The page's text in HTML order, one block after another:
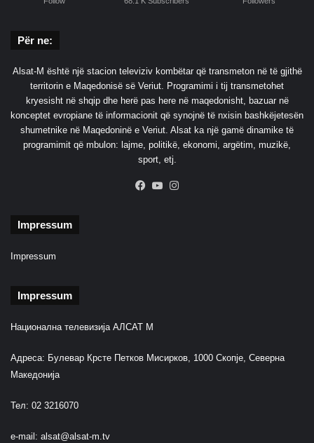
Për ne:
Alsat-M është një stacion televiziv kombëtar që transmeton në të gjithë
territorin e Maqedonisë së Veriut. Programimi i tij transmetohet
kryesisht në shqip dhe herë pas here në maqedonisht, bazuar në
konceptet evropiane të informacionit që synojnë të nxisin bashkëjetesën
shumetnike në Maqedoninë e Veriut. Alsat ka një gamë dinamike të
programimit që mbulon: lajme, politikë, ekonomi, argëtim, muzikë,
sport, etj.
Facebook
YouTube
Impressum
Impressum
Impressum
Национална телевизија АЛСАТ М
Адреса: Булевар Крсте Петков Мисирков, 1000 Скопје, Северна
Македонија
Тел: 02 3216070
e-mail: alsat@alsat-m.tv